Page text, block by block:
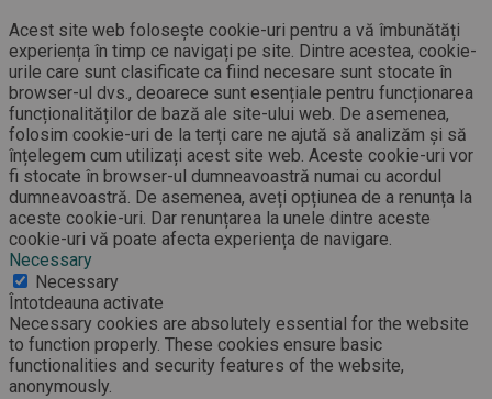
Acest site web folosește cookie-uri pentru a vă îmbunătăți
experiența în timp ce navigați pe site. Dintre acestea, cookie-
urile care sunt clasificate ca fiind necesare sunt stocate în
browser-ul dvs., deoarece sunt esențiale pentru funcționarea
funcționalităților de bază ale site-ului web. De asemenea,
folosim cookie-uri de la terți care ne ajută să analizăm și să
înțelegem cum utilizați acest site web. Aceste cookie-uri vor
fi stocate în browser-ul dumneavoastră numai cu acordul
dumneavoastră. De asemenea, aveți opțiunea de a renunța la
aceste cookie-uri. Dar renunțarea la unele dintre aceste
cookie-uri vă poate afecta experiența de navigare.
Necessary
Necessary
Întotdeauna activate
Necessary cookies are absolutely essential for the website
to function properly. These cookies ensure basic
functionalities and security features of the website,
anonymously.